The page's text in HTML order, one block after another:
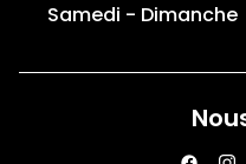
Samedi - Dimanche